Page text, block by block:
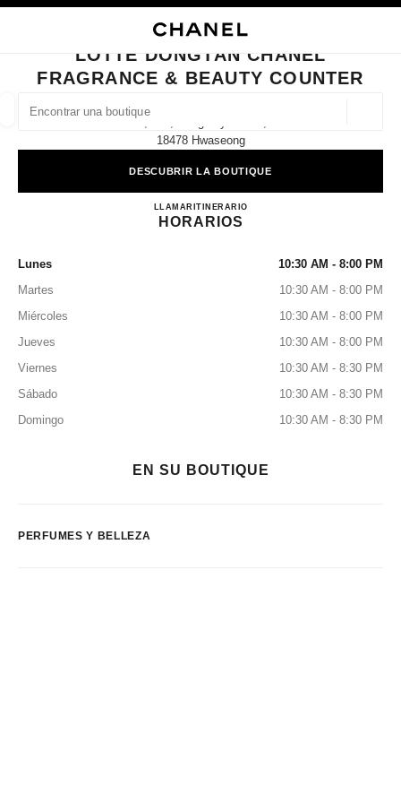
BUSCAR UNA BOUTIQUE
las sugerencias se muestran debajo de esta barra de búsqueda
0 Sugerencias disponibles
CERRAR TARJETA DE BOUTIQUE LOTTE DONGTAN CHANEL
LOTTE DONGTAN CHANEL
FRAGRANCE & BEAUTY COUNTER
2f, 160, Dongtanyeok-Ro,
18478 Hwaseong
DESCUBRIR LA BOUTIQUE
LLAMAR+82 31 8036 3664
ITINERARIOLotte Dongtan CHANEL
HORARIOS
Lunes
10:30 AM - 8:00 PM
Martes
10:30 AM - 8:00 PM
Miércoles
10:30 AM - 8:00 PM
Jueves
10:30 AM - 8:00 PM
Viernes
10:30 AM - 8:30 PM
Sábado
10:30 AM - 8:30 PM
Domingo
10:30 AM - 8:30 PM
EN SU BOUTIQUE
PERFUMES Y BELLEZA
filtros
resultado de los filtros por: